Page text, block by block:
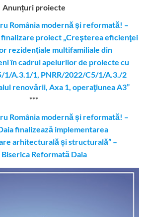
Anunțuri proiecte
România modernă şi reformată! –
proiect „Creşterea eficienţei
rezidenţiale multifamiliale din
în cadrul apelurilor de proiecte cu
1/A.3.1/1, PNRR/2022/C5/1/A.3./2
renovării, Axa 1, operaţiunea A3”
***
România modernă și reformată! –
finalizează implementarea
arhitecturală și structurală” –
Reformată Daia